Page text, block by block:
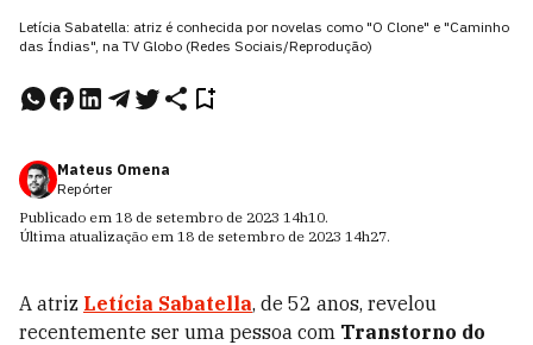
Letícia Sabatella: atriz é conhecida por novelas como "O Clone" e "Caminho
das Índias", na TV Globo (Redes Sociais/Reprodução)
Mateus Omena
Repórter
Publicado em 18 de setembro de 2023 14h10.
Última atualização em 18 de setembro de 2023 14h27.
A atriz Letícia Sabatella, de 52 anos, revelou
recentemente ser uma pessoa com Transtorno do